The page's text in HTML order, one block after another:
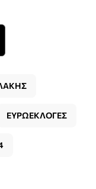
ΕΥΡΩΕΚΛΟΓΕΣ